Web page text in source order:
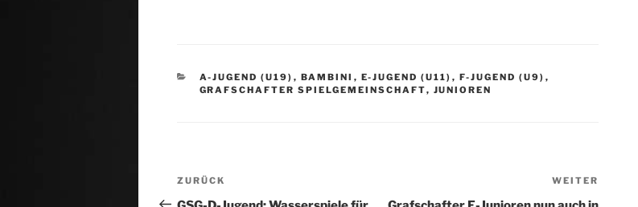
KATEGORIEN
A-JUGEND (U19) , BAMBINI , E-JUGEND (U11) , F-JUGEND (U9) ,
GRAFSCHAFTER SPIELGEMEINSCHAFT, JUNIOREN
Beitragsnavigation
Vorheriger
Beitrag
ZURÜCK
Beitrag
WEITER